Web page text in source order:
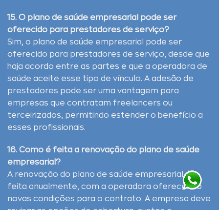
15. O plano de saúde empresarial pode ser
oferecido para prestadores de serviço?
Sim, o plano de saúde empresarial pode ser
oferecido para prestadores de serviço, desde que
haja acordo entre as partes e que a operadora de
saúde aceite esse tipo de vínculo. A adesão de
prestadores pode ser uma vantagem para
empresas que contratam freelancers ou
terceirizados, permitindo estender o benefício a
esses profissionais.
16. Como é feita a renovação do plano de saúde
empresarial?
A renovação do plano de saúde empresarial é
feita anualmente, com a operadora oferecendo
novas condições para o contrato. A empresa deve